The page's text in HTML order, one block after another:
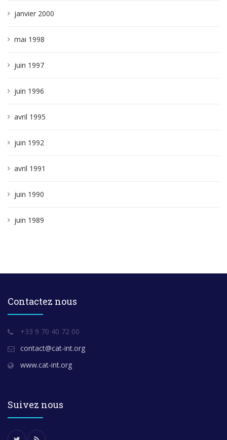
janvier 2000
mai 1998
juin 1997
juin 1996
avril 1995
juin 1992
avril 1991
juin 1990
juin 1989
Contactez nous
+33 9 70 40 72 00
contact@cat-int.org
www.cat-int.org
Suivez nous